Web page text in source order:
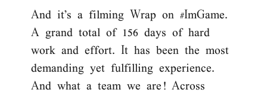
And it’s a filming Wrap on #ImGame.
A grand total of 156 days of hard
work and effort. It has been the most
demanding yet fulfilling experience.
And what a team we are! Across